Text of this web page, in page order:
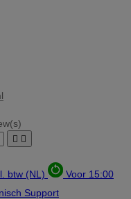
 
btw (NL)
Voor 15:00
Support